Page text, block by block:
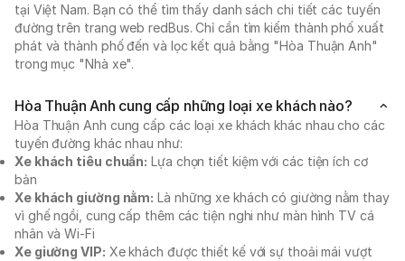
tại Việt Nam. Bạn có thể tìm thấy danh sách chi tiết các tuyến
đường trên trang web redBus. Chỉ cần tìm kiếm thành phố xuất
phát và thành phố đến và lọc kết quả bằng "Hòa Thuận Anh"
trong mục "Nhà xe".
Hòa Thuận Anh cung cấp những loại xe khách nào?
Hòa Thuận Anh cung cấp các loại xe khách khác nhau cho các
tuyến đường khác nhau như:
Xe khách tiêu chuẩn: Lựa chọn tiết kiệm với các tiện ích cơ
bản
Xe khách giường nằm: Là những xe khách có giường nằm thay
vì ghế ngồi, cung cấp thêm các tiện nghi như màn hình TV cá
nhân và Wi-Fi
Xe giường VIP: Xe khách được thiết kế với sự thoải mái vượt